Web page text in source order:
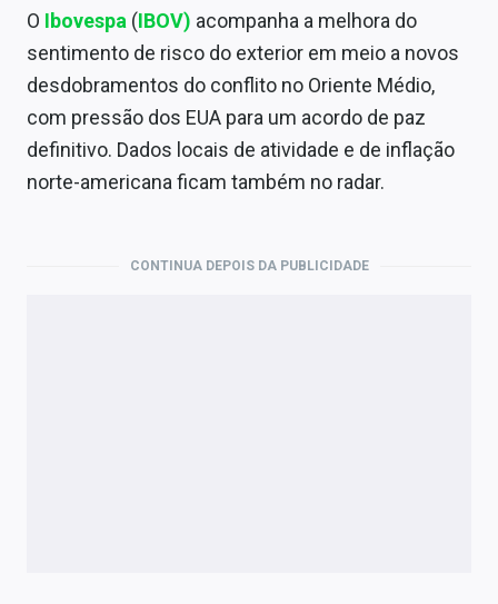
Mercados
Economia
Empresas
Brasil
O Ibovespa (IBOV) acompanha a melhora do
sentimento de risco do exterior em meio a novos
desdobramentos do conflito no Oriente Médio,
com pressão dos EUA para um acordo de paz
definitivo. Dados locais de atividade e de inflação
norte-americana ficam também no radar.
CONTINUA DEPOIS DA PUBLICIDADE